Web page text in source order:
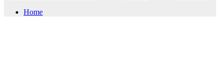
Home